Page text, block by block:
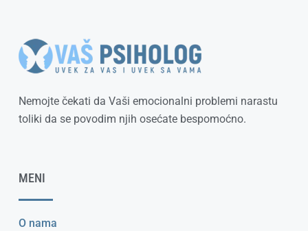
Nemojte čekati da Vaši emocionalni problemi narastu
toliki da se povodim njih osećate bespomoćno.
MENI
O nama